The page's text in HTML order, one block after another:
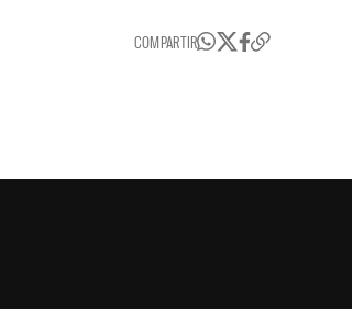
COMPARTIR